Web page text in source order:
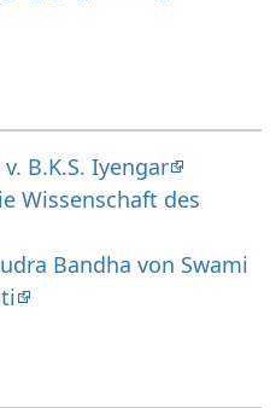
B.K.S. Iyengar
Wissenschaft des
Bandha von Swami